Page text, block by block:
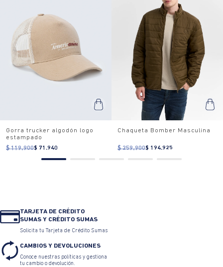
Gorra trucker algodón logo
estampado
$ 119.900$ 71.940
Chaqueta Bomber Masculina
$ 259.900$ 194.925
TARJETA DE CRÉDITO
SUMAS Y CRÉDITO SUMAS
Solicita tu Tarjeta de Crédito Sumas
CAMBIOS Y DEVOLUCIONES
Conoce nuestras políticas y gestiona
tu cambio o devolución.